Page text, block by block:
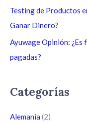
Testing de Productos
Ganar Dinero?
Ayuwage Opinión: ¿Es
pagadas?
Categorías
Alemania (2)